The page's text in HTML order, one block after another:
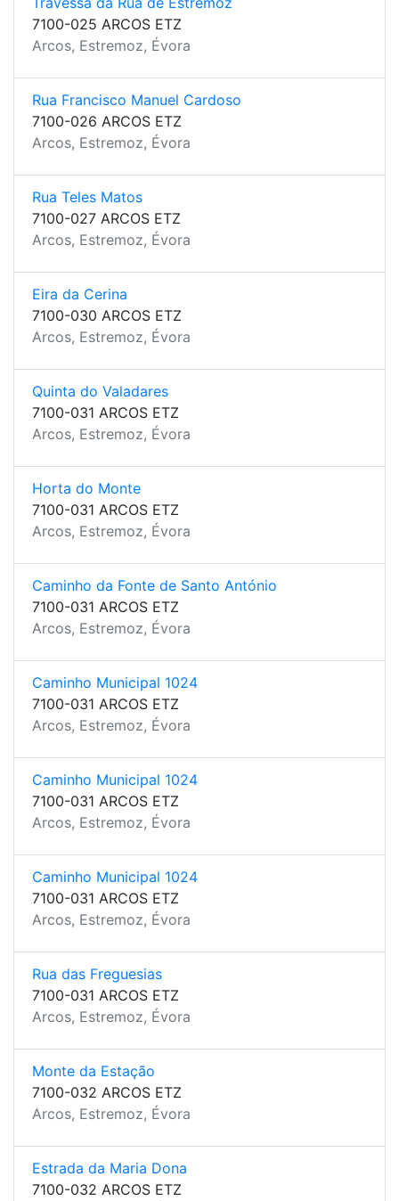
7100-025 ARCOS ETZ
Arcos, Estremoz, Évora
Rua Francisco Manuel Cardoso
7100-026 ARCOS ETZ
Arcos, Estremoz, Évora
Rua Teles Matos
7100-027 ARCOS ETZ
Arcos, Estremoz, Évora
Eira da Cerina
7100-030 ARCOS ETZ
Arcos, Estremoz, Évora
Quinta do Valadares
7100-031 ARCOS ETZ
Arcos, Estremoz, Évora
Horta do Monte
7100-031 ARCOS ETZ
Arcos, Estremoz, Évora
Caminho da Fonte de Santo António
7100-031 ARCOS ETZ
Arcos, Estremoz, Évora
Caminho Municipal 1024
7100-031 ARCOS ETZ
Arcos, Estremoz, Évora
Caminho Municipal 1024
7100-031 ARCOS ETZ
Arcos, Estremoz, Évora
Caminho Municipal 1024
7100-031 ARCOS ETZ
Arcos, Estremoz, Évora
Rua das Freguesias
7100-031 ARCOS ETZ
Arcos, Estremoz, Évora
Monte da Estação
7100-032 ARCOS ETZ
Arcos, Estremoz, Évora
Estrada da Maria Dona
7100-032 ARCOS ETZ